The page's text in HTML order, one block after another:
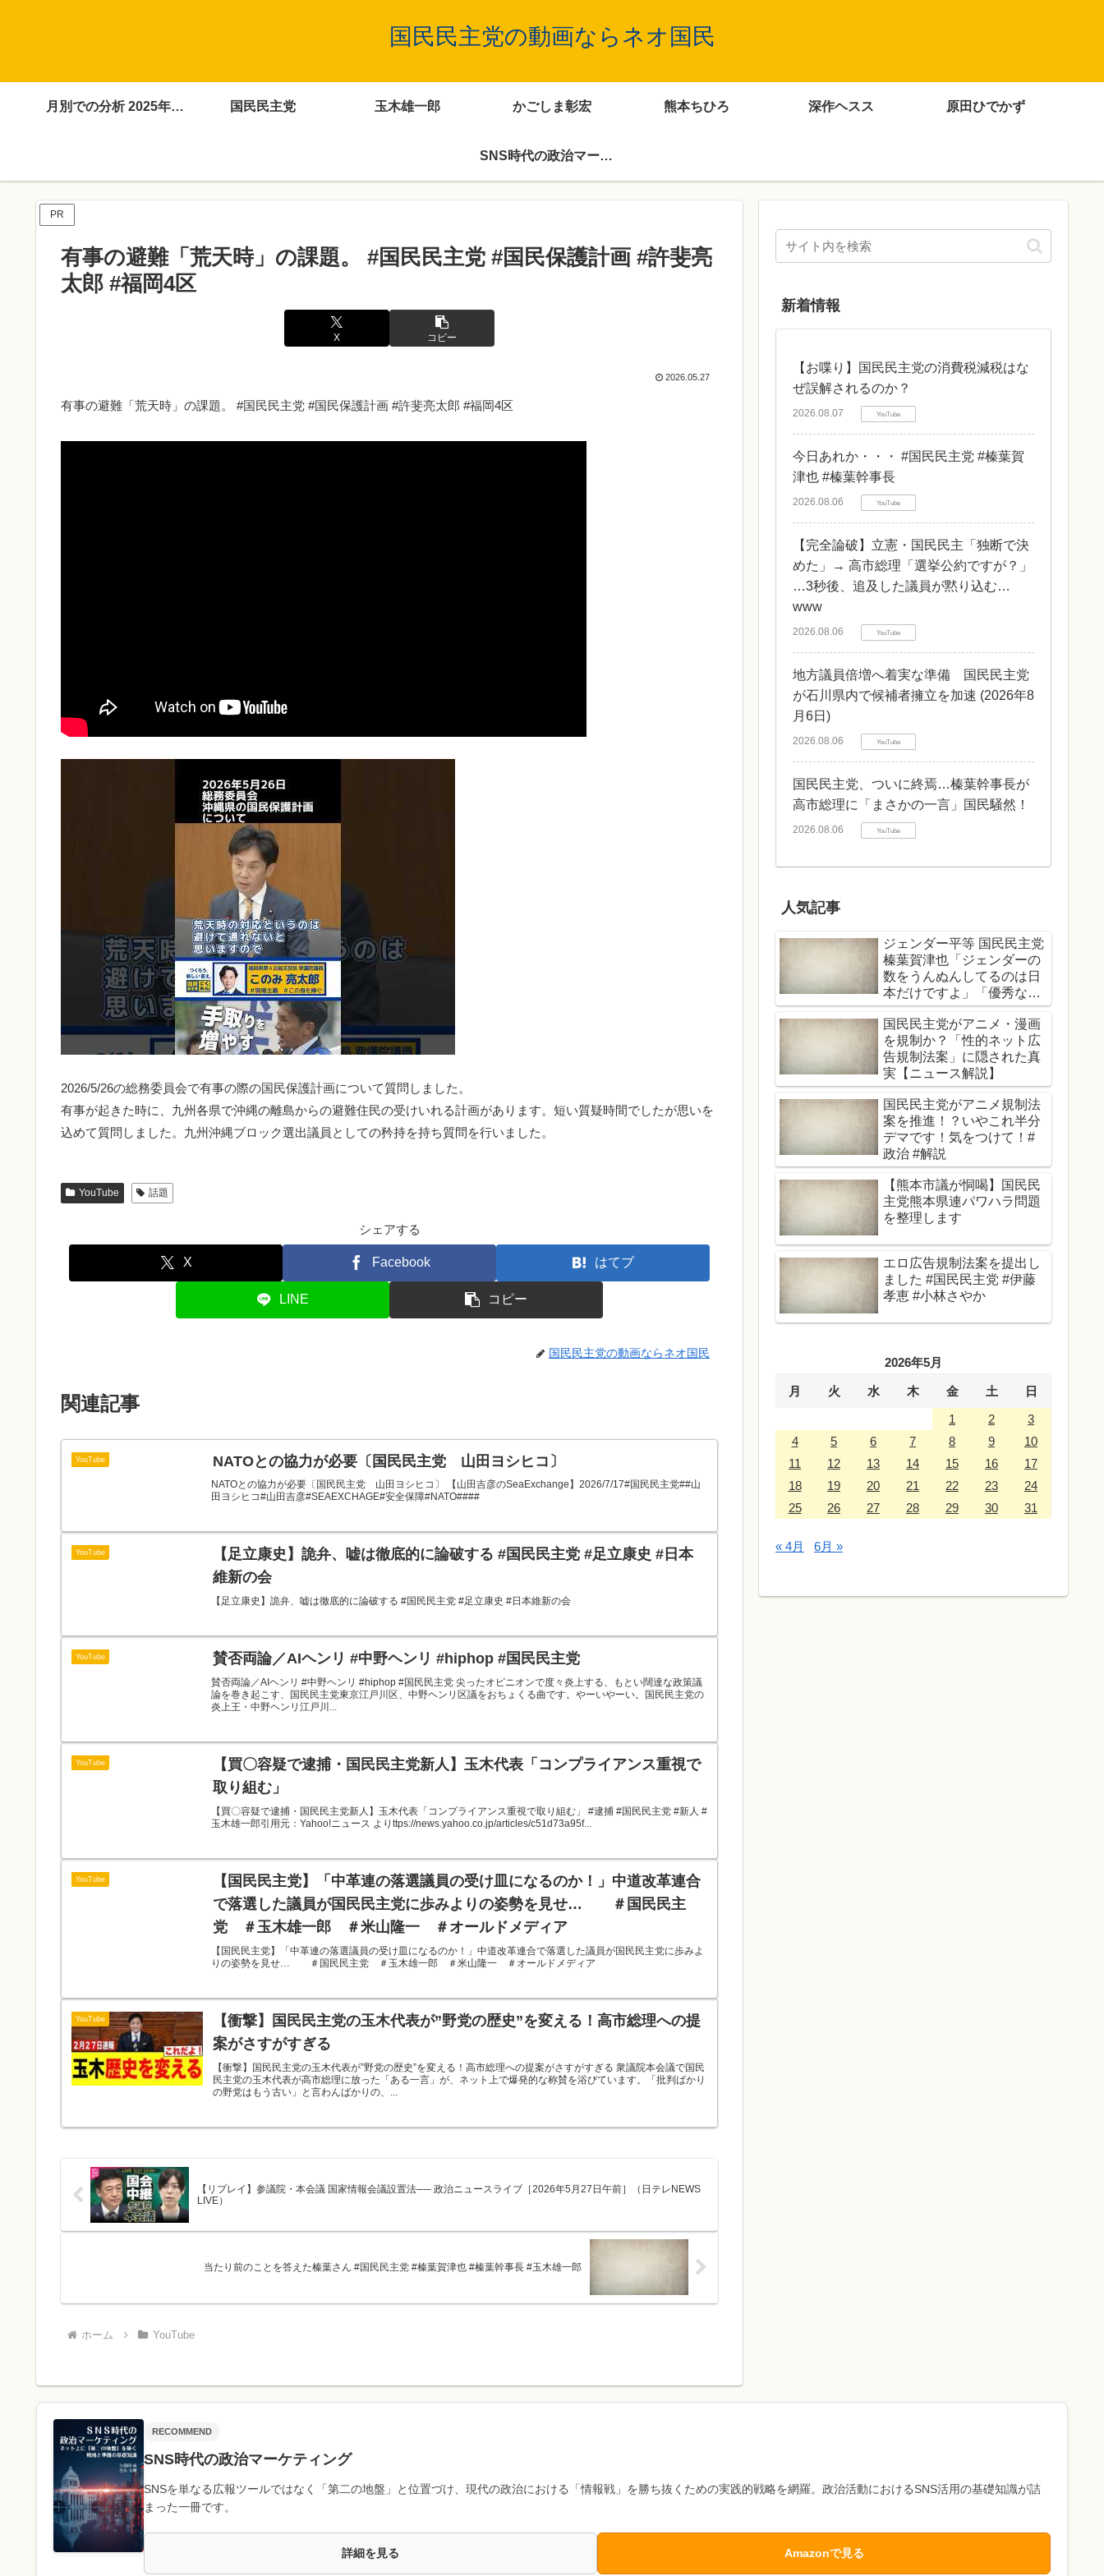
国民民主党の動画ならネオ国民
月別での分析 2025年4月～12月 国民民主党 玉木雄一郎 かごしま彰宏 熊本ちひろ 深作ヘスス 原田ひでかず
SNS時代の政治マーケティング
PR
有事の避難「荒天時」の課題。 #国民民主党 #国民保護計画 #許斐亮
太郎 #福岡4区
X コピー
2026.05.27
有事の避難「荒天時」の課題。 #国民民主党 #国民保護計画 #許斐亮太郎 #福岡4区
2026/5/26の総務委員会で有事の際の国民保護計画について質問しました。
有事が起きた時に、九州各県で沖縄の離島からの避難住民の受けいれる計画があります。短い質疑時間でしたが思いを
込めて質問しました。九州沖縄ブロック選出議員としての矜持を持ち質問を行いました。
YouTube 話題
シェアする
X Facebook はてブ
LINE コピー
国民民主党の動画ならネオ国民
関連記事
YouTube NATOとの協力が必要〔国民民主党 山田ヨシヒコ〕
NATOとの協力が必要〔国民民主党 山田ヨシヒコ〕 【山田吉彦のSeaExchange】2026/7/17#国民民主党##山
田ヨシヒコ#山田吉彦#SEAEXCHAGE#安全保障#NATO####
YouTube
【足立康史】詭弁、嘘は徹底的に論破する #国民民主党 #足立康史 #日本
維新の会
【足立康史】詭弁、嘘は徹底的に論破する #国民民主党 #足立康史 #日本維新の会
YouTube 賛否両論／AIヘンリ #中野ヘンリ #hiphop #国民民主党
賛否両論／AIヘンリ #中野ヘンリ #hiphop #国民民主党 尖ったオピニオンで度々炎上する、もとい闊達な政策議
論を巻き起こす、国民民主党東京江戸川区、中野ヘンリ区議をおちょくる曲です。やーいやーい。国民民主党の
炎上王・中野ヘンリ江戸川...
YouTube
【買〇容疑で逮捕・国民民主党新人】玉木代表「コンプライアンス重視で
取り組む」
【買〇容疑で逮捕・国民民主党新人】玉木代表「コンプライアンス重視で取り組む」 #逮捕 #国民民主党 #新人 #
玉木雄一郎引用元：Yahoo!ニュース よりttps://news.yahoo.co.jp/articles/c51d73a95f...
YouTube
【国民民主党】「中革連の落選議員の受け皿になるのか！」中道改革連合
で落選した議員が国民民主党に歩みよりの姿勢を見せ… ＃国民民主
党 ＃玉木雄一郎 ＃米山隆一 ＃オールドメディア
【国民民主党】「中革連の落選議員の受け皿になるのか！」中道改革連合で落選した議員が国民民主党に歩みよ
りの姿勢を見せ… ＃国民民主党 ＃玉木雄一郎 ＃米山隆一 ＃オールドメディア
YouTube
【衝撃】国民民主党の玉木代表が”野党の歴史”を変える！高市総理への提
案がさすがすぎる
【衝撃】国民民主党の玉木代表が”野党の歴史”を変える！高市総理への提案がさすがすぎる 衆議院本会議で国民
民主党の玉木代表が高市総理に放った「ある一言」が、ネット上で爆発的な称賛を浴びています。「批判ばかり
の野党はもう古い」と言わんばかりの、...
【リプレイ】参議院・本会議 国家情報会議設置法── 政治ニュースライブ［2026年5月27日午前］（日テレNEWS
LIVE）
当たり前のことを答えた榛葉さん #国民民主党 #榛葉賀津也 #榛葉幹事長 #玉木雄一郎
ホーム YouTube
新着情報
【お喋り】国民民主党の消費税減税はな
ぜ誤解されるのか？
2026.08.07 YouTube
今日あれか・・・ #国民民主党 #榛葉賀
津也 #榛葉幹事長
2026.08.06 YouTube
【完全論破】立憲・国民民主「独断で決
めた」→ 高市総理「選挙公約ですが？」
…3秒後、追及した議員が黙り込む…
www
2026.08.06 YouTube
地方議員倍増へ着実な準備 国民民主党
が石川県内で候補者擁立を加速 (2026年8
月6日)
2026.08.06 YouTube
国民民主党、ついに終焉…榛葉幹事長が
高市総理に「まさかの一言」国民騒然！
2026.08.06 YouTube
人気記事
ジェンダー平等 国民民主党
榛葉賀津也「ジェンダーの
数をうんぬんしてるのは日
本だけですよ」「優秀な女
性、男性関係なくどんどん
登用する」
国民民主党がアニメ・漫画
を規制か？「性的ネット広
告規制法案」に隠された真
実【ニュース解説】
国民民主党がアニメ規制法
案を推進！？いやこれ半分
デマです！気をつけて！#
政治 #解説
【熊本市議が恫喝】国民民
主党熊本県連パワハラ問題
を整理します
エロ広告規制法案を提出し
ました #国民民主党 #伊藤
孝恵 #小林さやか
2026年5月
月 火 水 木 金 土
日
1
2
3
4
5 6 7 8 9
10
11
12 13 14 15 16
17
18
19 20 21 22 23
24
25
26 27 28 29 30 31
« 4月 6月 »
RECOMMEND
SNS時代の政治マーケティング
SNSを単なる広報ツールではなく「第二の地盤」と位置づけ、現代の政治における「情報戦」を勝ち抜くための実践的戦略を網羅。政治活動におけるSNS活用の基礎知識が詰
まった一冊です。
詳細を見る Amazonで見る